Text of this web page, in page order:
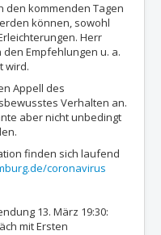
den kommenden Tagen
können, sowohl
Herr
Empfehlungen u. a.
wird.
Appell des
Verhalten an.
aber nicht unbedingt
finden sich laufend
coronavirus
13. März 19:30:
mit Ersten